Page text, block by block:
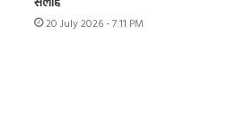
20 July 2026 - 7:11 PM